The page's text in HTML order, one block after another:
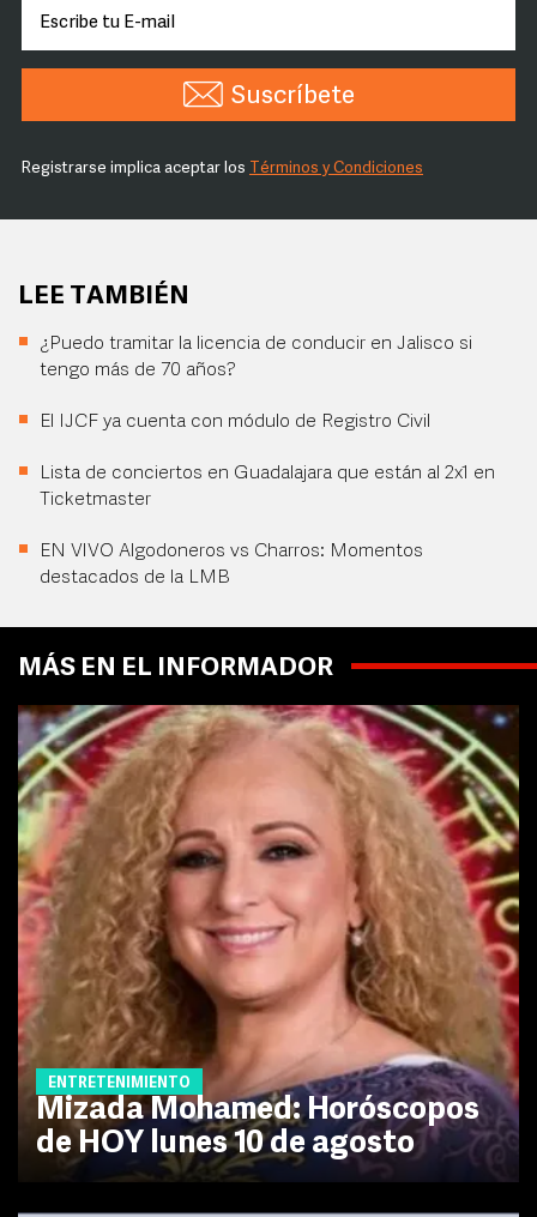
Suscríbete
Registrarse implica aceptar los Términos y Condiciones
LEE TAMBIÉN
¿Puedo tramitar la licencia de conducir en Jalisco si
tengo más de 70 años?
El IJCF ya cuenta con módulo de Registro Civil
Lista de conciertos en Guadalajara que están al 2x1 en
Ticketmaster
EN VIVO Algodoneros vs Charros: Momentos
destacados de la LMB
MÁS EN EL INFORMADOR
ENTRETENIMIENTO
Mizada Mohamed: Horóscopos
de HOY lunes 10 de agosto